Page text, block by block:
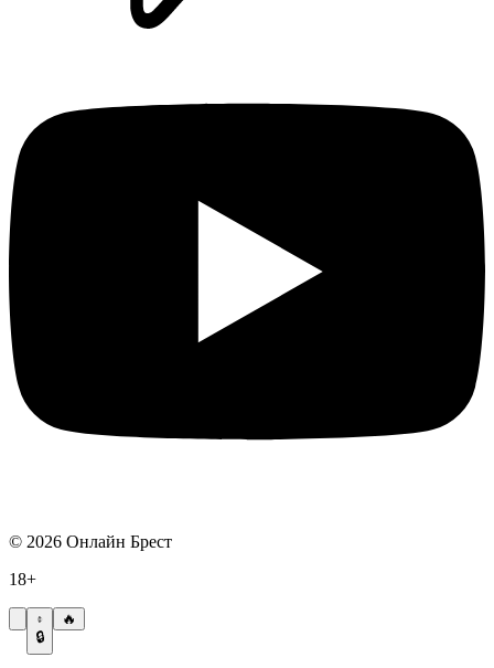
© 2026 Онлайн Брест
18+
🔒
🔥